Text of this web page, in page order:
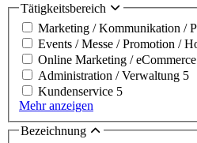
Tätigkeitsbereich
Marketing / Kommunikation /
Events / Messe / Promotion /
Online Marketing / eCommerce
Administration / Verwaltung 5
Kundenservice 5
Mehr anzeigen
Bezeichnung